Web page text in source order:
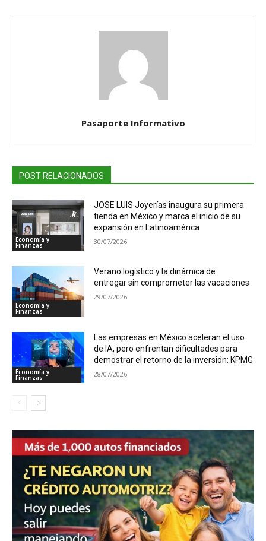
Pasaporte Informativo
POST RELACIONADOS
Economía y
Finanzas
JOSE LUIS Joyerías inaugura su primera
tienda en México y marca el inicio de su
expansión en Latinoamérica
30/07/2026
Economía y
Finanzas
Verano logístico y la dinámica de
entregar sin comprometer las vacaciones
29/07/2026
Economía y
Finanzas
Las empresas en México aceleran el uso
de IA, pero enfrentan dificultades para
demostrar el retorno de la inversión: KPMG
28/07/2026